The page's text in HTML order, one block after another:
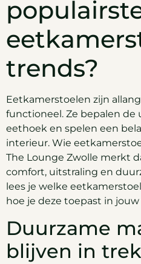
trends?
Eetkamerstoelen zijn
functioneel. Ze bepalen de
eethoek en spelen een
interieur. Wie
The Lounge Zwolle merkt
comfort, uitstraling en
lees je welke
hoe je deze toepast in
Duurzame
blijven in trek